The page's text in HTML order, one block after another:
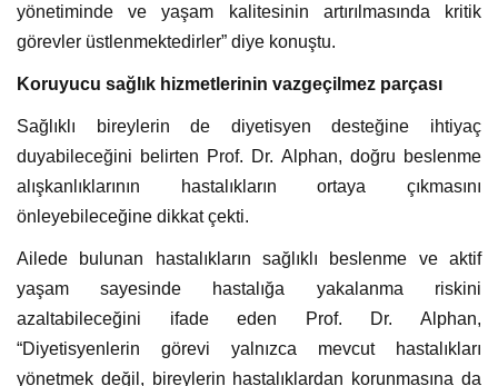
yönetiminde ve yaşam kalitesinin artırılmasında kritik
görevler üstlenmektedirler” diye konuştu.
Koruyucu sağlık hizmetlerinin vazgeçilmez parçası
Sağlıklı bireylerin de diyetisyen desteğine ihtiyaç
duyabileceğini belirten Prof. Dr. Alphan, doğru beslenme
alışkanlıklarının hastalıkların ortaya çıkmasını
önleyebileceğine dikkat çekti.
Ailede bulunan hastalıkların sağlıklı beslenme ve aktif
yaşam sayesinde hastalığa yakalanma riskini
azaltabileceğini ifade eden Prof. Dr. Alphan,
“Diyetisyenlerin görevi yalnızca mevcut hastalıkları
yönetmek değil, bireylerin hastalıklardan korunmasına da